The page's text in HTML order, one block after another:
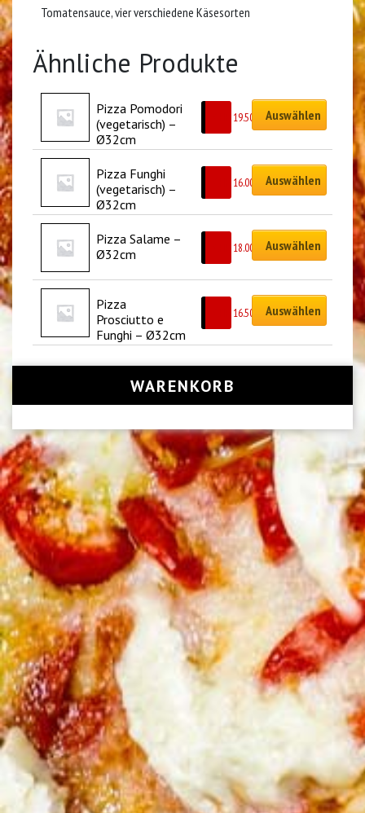
Tomatensauce, vier verschiedene Käsesorten
Ähnliche Produkte
Pizza Pomodori
(vegetarisch) –
Ø32cm
19.50 Auswählen
Pizza Funghi
(vegetarisch) –
Ø32cm
16.00 Auswählen
Pizza Salame –
Ø32cm
18.00 Auswählen
Pizza
Prosciutto e
Funghi – Ø32cm
16.50 Auswählen
WARENKORB